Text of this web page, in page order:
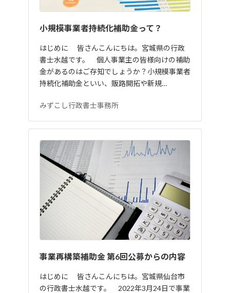
小規模事業者持続化補助金って？
はじめに 皆さんこんにちは。宮城県の行政
書士水越です。 個人事業主の皆様向けの補助
金があるのはご存知でしょうか？小規模事業者
持続化補助金といい、販路開拓や新規…
みずこし行政書士事務所
事業再構築補助金 第6回公募からの内容
はじめに 皆さんこんにちは。宮城県仙台市
の行政書士水越です。 2022年3月24日で事業